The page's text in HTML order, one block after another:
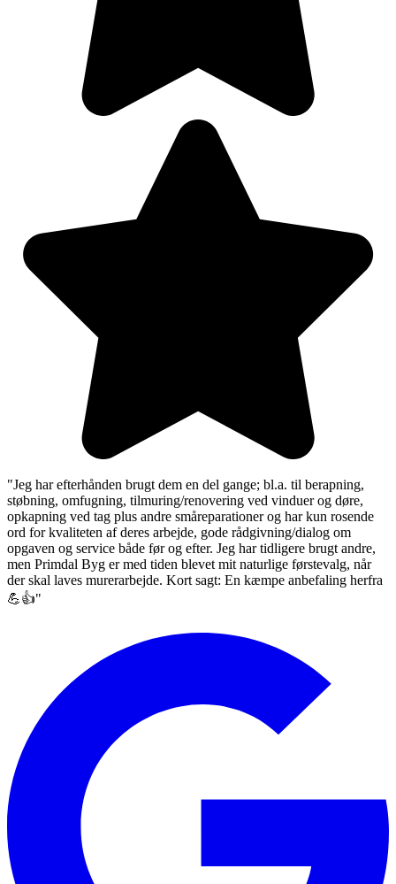
"Jeg har efterhånden brugt dem en del gange; bl.a. til berapning,
støbning, omfugning, tilmuring/renovering ved vinduer og døre,
opkapning ved tag plus andre småreparationer og har kun rosende
ord for kvaliteten af deres arbejde, gode rådgivning/dialog om
opgaven og service både før og efter. Jeg har tidligere brugt andre,
men Primdal Byg er med tiden blevet mit naturlige førstevalg, når
der skal laves murerarbejde. Kort sagt: En kæmpe anbefaling herfra
💪👍"